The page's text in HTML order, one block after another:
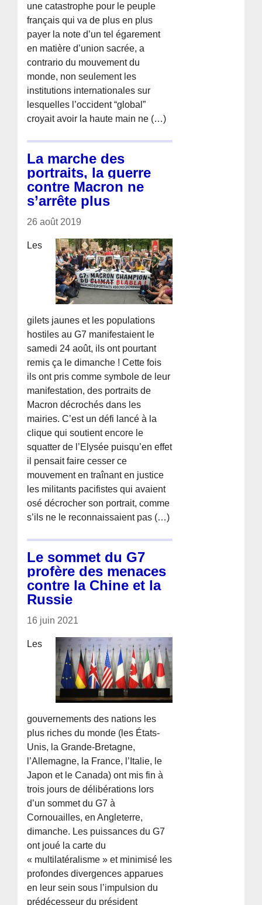
une catastrophe pour le peuple
français qui va de plus en plus
payer la note d’un tel égarement
en matière d’union sacrée, a
contrario du mouvement du
monde, non seulement les
institutions internationales sur
lesquelles l’occident “global”
croyait avoir la haute main ne (…)
La marche des
portraits, la guerre
contre Macron ne
s’arrête plus
26 août 2019
Les
gilets jaunes et les populations
hostiles au G7 manifestaient le
samedi 24 août, ils ont pourtant
remis ça le dimanche ! Cette fois
ils ont pris comme symbole de leur
manifestation, des portraits de
Macron décrochés dans les
mairies. C’est un défi lancé à la
clique qui soutient encore le
squatter de l’Elysée puisqu’en effet
il pensait faire cesser ce
mouvement en traînant en justice
les militants pacifistes qui avaient
osé décrocher son portrait, comme
s’ils ne le reconnaissaient pas (…)
Le sommet du G7
profère des menaces
contre la Chine et la
Russie
16 juin 2021
Les
gouvernements des nations les
plus riches du monde (les États-
Unis, la Grande-Bretagne,
l’Allemagne, la France, l’Italie, le
Japon et le Canada) ont mis fin à
trois jours de délibérations lors
d’un sommet du G7 à
Cornouailles, en Angleterre,
dimanche. Les puissances du G7
ont joué la carte du
« multilatéralisme » et minimisé les
profondes divergences apparues
en leur sein sous l’impulsion du
prédécesseur du président